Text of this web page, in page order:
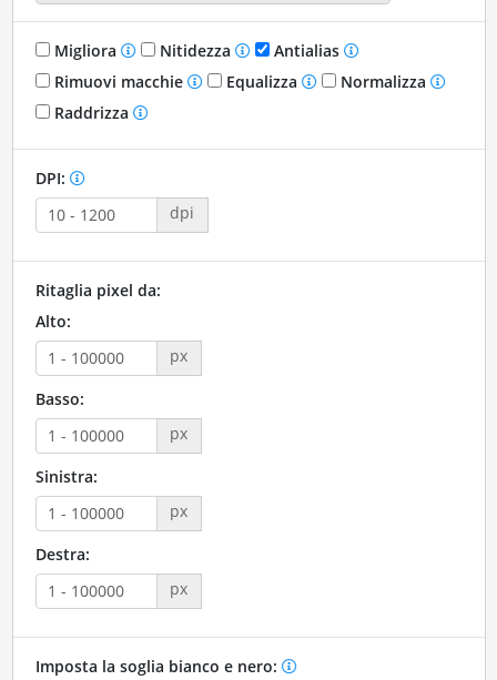
Migliora Nitidezza
Antialias
Rimuovi macchie
Equalizza
Normalizza
Raddrizza
DPI:
dpi
Ritaglia pixel da:
Alto:
px
Basso:
px
Sinistra:
px
Destra:
px
Imposta la soglia bianco e nero: